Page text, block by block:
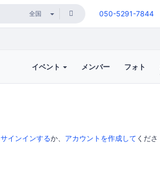
050-5291-7844
イベント メンバー フォト
サインインするか、 アカウントを作成して くださ